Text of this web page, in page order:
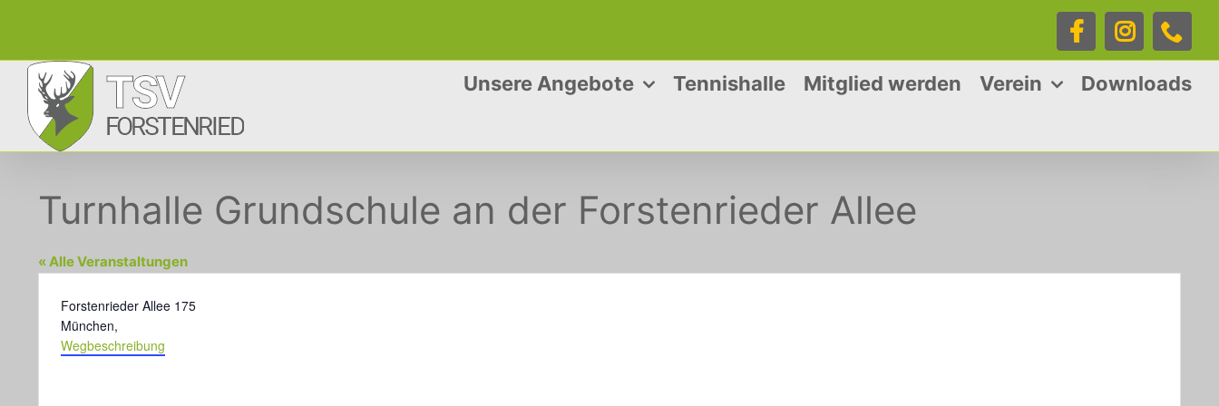
springen
Facebook
Unsere Angebote Tennishalle Mitglied werden Verein Downloads
Turnhalle Grundschule an der Forstenrieder Allee
« Alle Veranstaltungen
Adresse
Forstenrieder Allee 175
München,
Wegbeschreibung